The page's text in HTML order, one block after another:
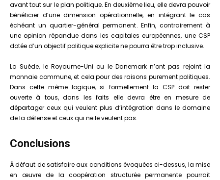
avant tout sur le plan politique. En deuxième lieu, elle devra pouvoir
bénéficier d’une dimension opérationnelle, en intégrant le cas
échéant un quartier-général permanent. Enfin, contrairement à
une opinion répandue dans les capitales européennes, une CSP
dotée d’un objectif politique explicite ne pourra être trop inclusive.
La Suède, le Royaume-Uni ou le Danemark n’ont pas rejoint la
monnaie commune, et cela pour des raisons purement politiques.
Dans cette même logique, si formellement la CSP doit rester
ouverte à tous, dans les faits elle devra être en mesure de
départager ceux qui veulent plus d’intégration dans le domaine
de la défense et ceux qui ne le veulent pas.
Conclusions
À défaut de satisfaire aux conditions évoquées ci-dessus, la mise
en œuvre de la coopération structurée permanente pourrait